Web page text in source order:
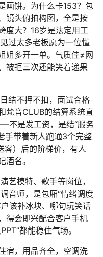
饼。为什么卡153？包
镜头俯拍构图，全是按
度大？16岁是法定用工
过太多老板愿为一位懂
姐多开一单。气质佳≠网
被拒三次还能笑着递果
结不押不扣，面试合格
梵音CLUB的结算系统直
不是发工资，是结“服务
手带着新人跑通3个完整
）后的阶梯价，有人
名。
艺模特、歌手等岗位，
音师，是包厢“情绪调度
该补冰块、哪句玩笑话
得会即兴配合客户手机
都能稳住气场。
宿，用品齐全，空调洗